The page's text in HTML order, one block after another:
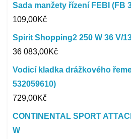
Sada manžety řízení FEBI (FB
109,00Kč
Spirit Shopping2 250 W 36 V/
36 083,00Kč
Vodicí kladka drážkového
532059610)
729,00Kč
CONTINENTAL SPORT
W